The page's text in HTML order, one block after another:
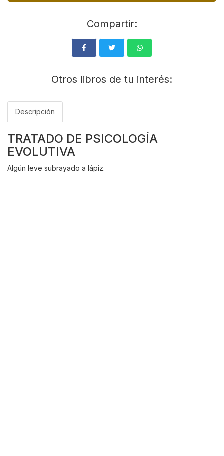
Compartir:
Otros libros de tu interés:
Descripción
TRATADO DE PSICOLOGÍA
EVOLUTIVA
Algún leve subrayado a lápiz.